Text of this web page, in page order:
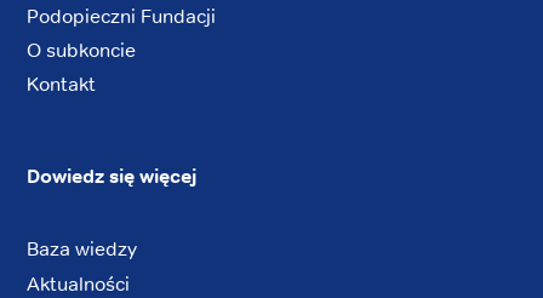
Podopieczni Fundacji
O subkoncie
Kontakt
Dowiedz się więcej
Baza wiedzy
Aktualności